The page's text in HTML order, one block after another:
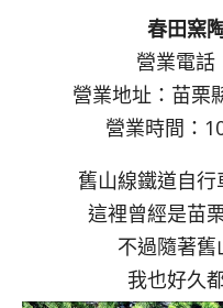
春田窯
營業電話
營業地址：苗栗
營業時間：
舊山線鐵道自
這裡曾經是苗
不過隨著
我也好久